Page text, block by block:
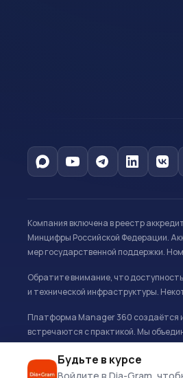
Будьте в курсе
Компания включена в реестр
Минцифры Российской Федерации.
мер государственной поддержки.
Обратите внимание, что
и технической инфраструктуры.
Платформа Manager 360 создаётся и
встречаются с практикой. Мы
развитию и управлению в спорте.
Офис: г. Москва, Олимпийский